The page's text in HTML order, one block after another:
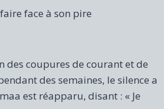
face à son pire
des coupures de courant et de
des semaines, le silence a
est réapparu, disant : « Je